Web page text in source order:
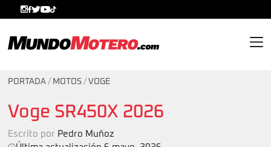
PORTADA / MOTOS / VOGE
Voge SR450X 2026
Escrito por Pedro Muñoz